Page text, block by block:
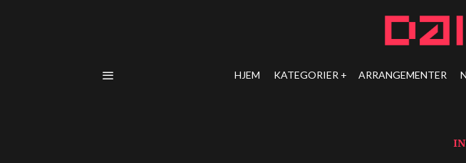
HJEM KATEGORIER ARRANGEMENTER